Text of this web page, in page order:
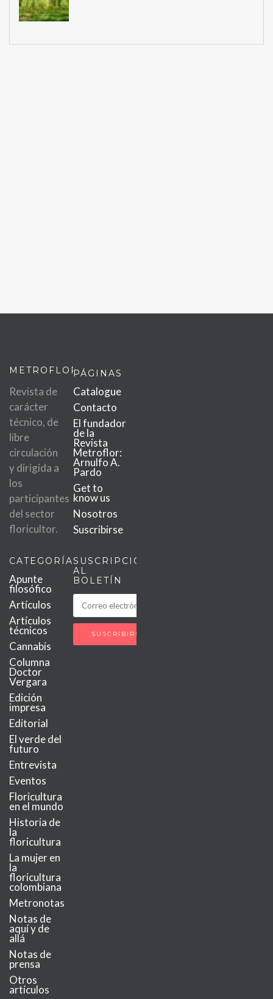
METROFLOR
Revista de
carácter
técnico, de
libre
circulación
y dirigida a
los
participantes
del sector
floricultor.
PÁGINAS
Catalogue
Contacto
El fundador
de la
Revista
Metroflor:
Arnulfo A.
Pardo
Get to
know us
Nosotros
Suscribirse
CATEGORÍAS
Apunte
filosófico
Artículos
Artículos
técnicos
Cannabis
Columna
Doctor
Vergara
Edición
impresa
Editorial
El verde del
futuro
Entrevista
Eventos
Floricultura
en el mundo
Historia de
la
floricultura
La mujer en
la
floricultura
colombiana
Metronotas
Notas de
aquí y de
allá
Notas de
prensa
Otros
artículos
SUSCRIPCIÓN
AL
BOLETÍN